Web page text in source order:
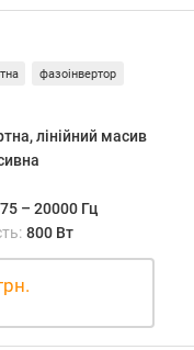
фазоінвертор
лінійний масив
75 – 20000 Гц
800 Вт